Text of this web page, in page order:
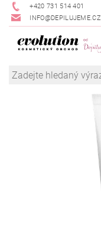
+420 731 514 401
INFO@DEPILUJEME.CZ